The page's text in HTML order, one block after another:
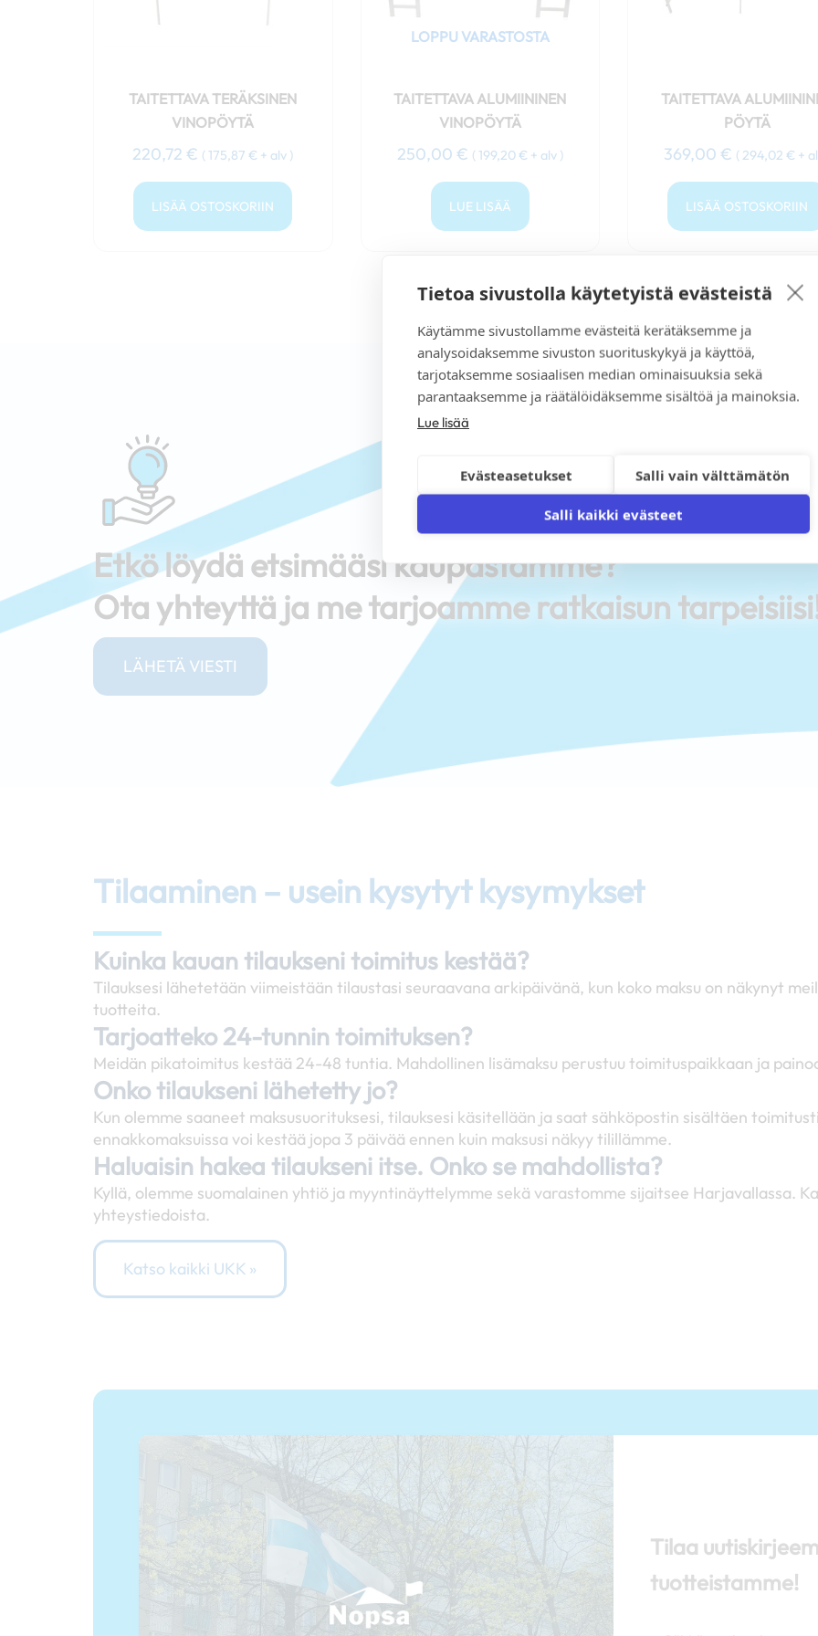
Tietoa sivustolla käytetyistä evästeistä
Käytämme sivustollamme evästeitä kerätäksemme ja
analysoidaksemme sivuston suorituskykyä ja käyttöä,
tarjotaksemme sosiaalisen median ominaisuuksia sekä
parantaaksemme ja räätälöidäksemme sisältöä ja mainoksia.
Lue lisää
Evästeasetukset Salli vain välttämätön
Salli kaikki evästeet
TAITETTAVA TERÄKSINEN
VINOPÖYTÄ
220,72€ (175,87 € + alv )
LISÄÄ OSTOSKORIIN
LOPPU VARASTOSTA
TAITETTAVA ALUMIININEN
VINOPÖYTÄ
250,00 € (199,20 € + alv )
LUE LISÄÄ
TAITETTAVA
PÖYTÄ
369,00 € (294,02 € +
LISÄÄ OSTOSKORIIN
Etkö löydä etsimääsi kaupastamme?
Ota yhteyttä ja me tarjoamme ratkaisun
LÄHETÄ VIESTI
Tilaaminen – usein kysytyt kysymykset
Kuinka kauan tilaukseni toimitus kestää?
Tilauksesi lähetetään viimeistään tilaustasi seuraavana arkipäivänä, kun koko maksu on näkynyt
tuotteita.
Tarjoatteko 24-tunnin toimituksen?
Meidän pikatoimitus kestää 24-48 tuntia. Mahdollinen lisämaksu perustuu toimituspaikkaan ja
Onko tilaukseni lähetetty jo?
Kun olemme saaneet maksusuorituksesi, tilauksesi käsitellään ja saat sähköpostin sisältäen
ennakkomaksuissa voi kestää jopa 3 päivää ennen kuin maksusi näkyy tilillämme.
Haluaisin hakea tilaukseni itse. Onko se mahdollista?
Kyllä, olemme suomalainen yhtiö ja myyntinäyttelymme sekä varastomme sijaitsee Harjavallassa.
yhteystiedoista.
Katso kaikki UKK »
Tilaa
tuotteistamme!